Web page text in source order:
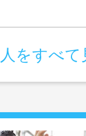
をすべて